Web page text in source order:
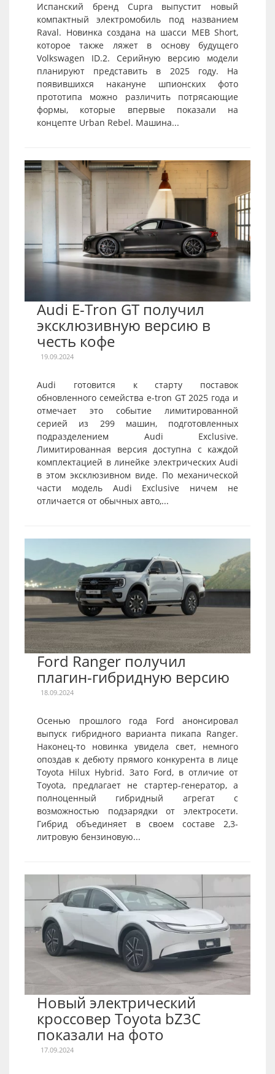
Испанский бренд Cupra выпустит новый
компактный электромобиль под названием
Raval. Новинка создана на шасси MEB Short,
которое также ляжет в основу будущего
Volkswagen ID.2. Серийную версию модели
планируют представить в 2025 году. На
появившихся накануне шпионских фото
прототипа можно различить потрясающие
формы, которые впервые показали на
концепте Urban Rebel. Машина...
Audi E-Tron GT получил
эксклюзивную версию в
честь кофе
19.09.2024
Audi готовится к старту поставок
обновленного семейства e-tron GT 2025 года и
отмечает это событие лимитированной
серией из 299 машин, подготовленных
подразделением Audi Exclusive.
Лимитированная версия доступна с каждой
комплектацией в линейке электрических Audi
в этом эксклюзивном виде. По механической
части модель Audi Exclusive ничем не
отличается от обычных авто,...
Ford Ranger получил
плагин-гибридную версию
18.09.2024
Осенью прошлого года Ford анонсировал
выпуск гибридного варианта пикапа Ranger.
Наконец-то новинка увидела свет, немного
опоздав к дебюту прямого конкурента в лице
Toyota Hilux Hybrid. Зато Ford, в отличие от
Toyota, предлагает не стартер-генератор, а
полноценный гибридный агрегат с
возможностью подзарядки от электросети.
Гибрид объединяет в своем составе 2,3-
литровую бензиновую...
Новый электрический
кроссовер Toyota bZ3C
показали на фото
17.09.2024